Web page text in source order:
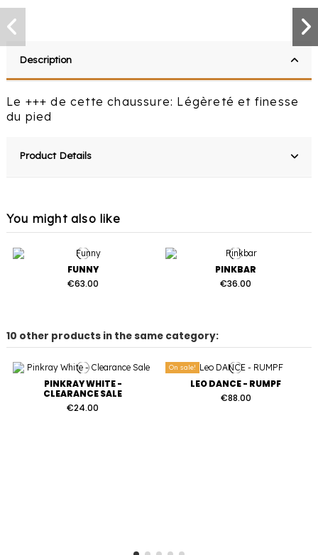
Description
Le +++ de cette chaussure: Légèreté et finesse
du pied
Product Details
You might also like
FUNNY
€63.00
PINKBAR
€36.00
10 other products in the same category:
PINKRAY WHITE -
CLEARANCE SALE
€24.00
On sale!
LEO DANCE - RUMPF
€88.00